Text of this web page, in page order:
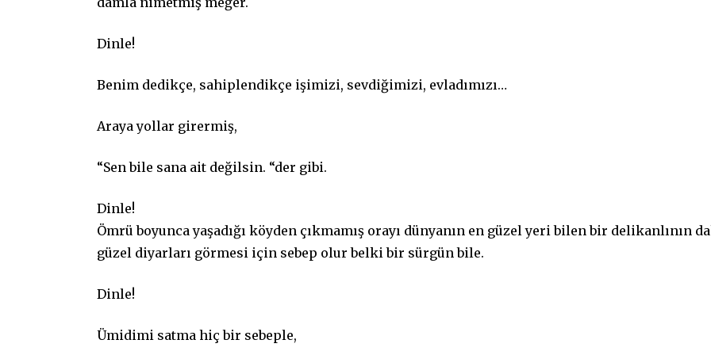
Dinle!
Benim dedikçe, sahiplendikçe işimizi, sevdiğimizi, evladımızı…
Araya yollar girermiş,
“Sen bile sana ait değilsin. “der gibi.
Dinle!
Ömrü boyunca yaşadığı köyden çıkmamış orayı dünyanın en güzel yeri bilen bir delikanlının
güzel diyarları görmesi için sebep olur belki bir sürgün bile.
Dinle!
Ümidimi satma hiç bir sebeple,